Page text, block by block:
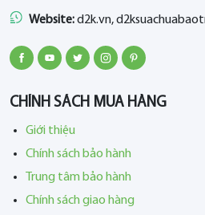
Website:d2k.vn,
CHÍNH SÁCH MUA HÀNG
Giới thiệu
Chính sách bảo hành
Trung tâm bảo hành
Chính sách giao hàng